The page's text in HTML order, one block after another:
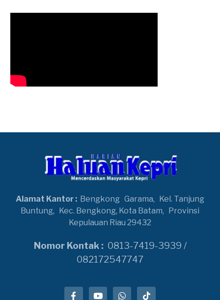
Alamat Kantor : Bengkong Garama,
Kel. Tanjung
Buntung,
Kec. Bengkong, Kota Batam,
Provinsi
Kepulauan Riau 29432
Nomor Kontak : 0813-7419-3939 /
082172547747